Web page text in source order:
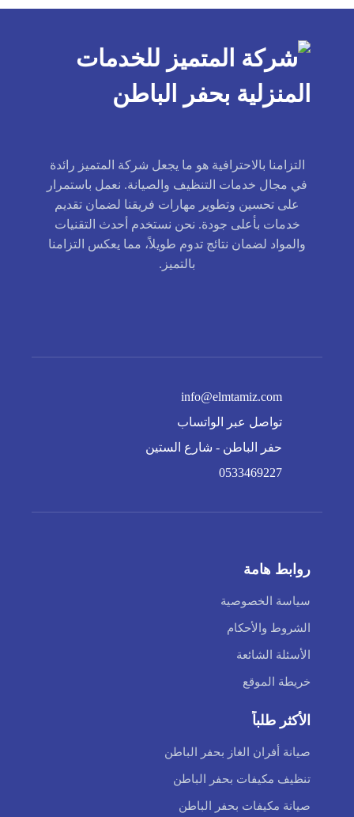
التزامنا بالاحترافية هو ما يجعل شركة المتميز رائدة
في مجال خدمات التنظيف والصيانة. نعمل باستمرار
على تحسين وتطوير مهارات فريقنا لضمان تقديم
خدمات بأعلى جودة. نحن نستخدم أحدث التقنيات
والمواد لضمان نتائج تدوم طويلاً، مما يعكس التزامنا
بالتميز.
info@elmtamiz.com
تواصل عبر الواتساب
حفر الباطن - شارع الستين
0533469227
روابط هامة
سياسة الخصوصية
الشروط والأحكام
الأسئلة الشائعة
خريطة الموقع
الأكثر طلباً
صيانة أفران الغاز بحفر الباطن
تنظيف مكيفات بحفر الباطن
صيانة مكيفات بحفر الباطن